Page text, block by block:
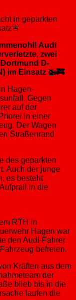
Audi
zwei
D-
im Einsatz 🚁🚒
Hagen-
Gegen
auf der
in einer
Der Wagen
Straßenrand
des geparkten
Auch der junge
es besteht
in die
RTH in
Hagen war
den Audi-Fahrer
befreien.
Kräften aus dem
der
blieb bis in die
laufen die